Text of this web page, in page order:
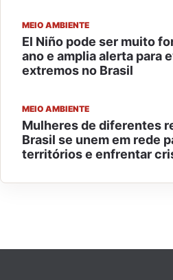
MEIO AMBIENTE
El Niño pode ser muito
ano e amplia alerta para
extremos no Brasil
MEIO AMBIENTE
Mulheres de diferentes
Brasil se unem em rede
territórios e enfrentar